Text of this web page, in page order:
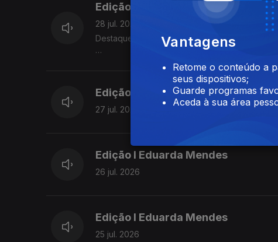
Edição | Lília Almeida
28 jul. 2026
Destaques:
► Governo aprova caderno de encargos
► PS denuncia falta de respostas do
Grande
Edição | Lília Almeida
27 jul. 2026
Edição I Eduarda Mendes
26 jul. 2026
Edição I Eduarda Mendes
25 jul. 2026
Vantagens
Retome o conteúdo a
seus dispositivos;
Guarde programas
Aceda à sua área